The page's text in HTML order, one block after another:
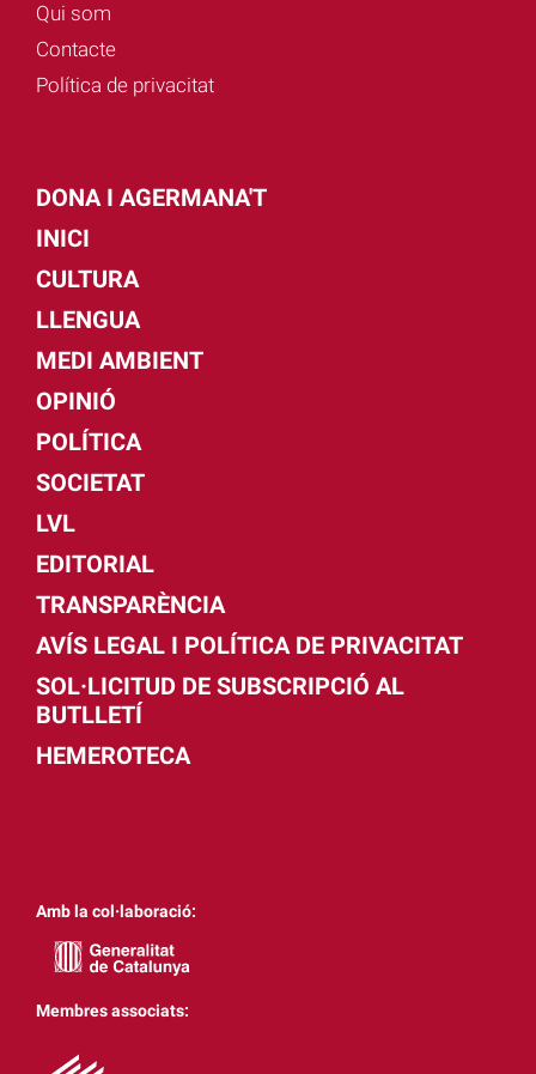
Qui som
Contacte
Política de privacitat
DONA I AGERMANA'T
INICI
CULTURA
LLENGUA
MEDI AMBIENT
OPINIÓ
POLÍTICA
SOCIETAT
LVL
EDITORIAL
TRANSPARÈNCIA
AVÍS LEGAL I POLÍTICA DE PRIVACITAT
SOL·LICITUD DE SUBSCRIPCIÓ AL
BUTLLETÍ
HEMEROTECA
Amb la col·laboració:
Membres associats: